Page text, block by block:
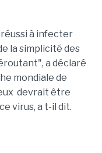
à infecter
la simplicité des
a déclaré
mondiale de
devrait être
virus, a t-il dit.